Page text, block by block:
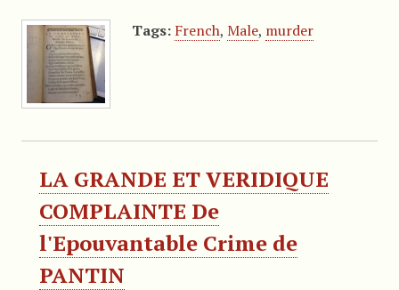
Tags: French, Male, murder
LA GRANDE ET VERIDIQUE
COMPLAINTE De
l'Epouvantable Crime de
PANTIN